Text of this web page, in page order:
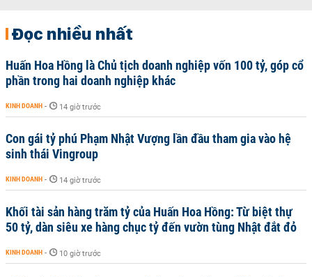
Đọc nhiều nhất
Huấn Hoa Hồng là Chủ tịch doanh nghiệp vốn 100 tỷ, góp cổ
phần trong hai doanh nghiệp khác
KINH DOANH - 14 giờ trước
Con gái tỷ phú Phạm Nhật Vượng lần đầu tham gia vào hệ
sinh thái Vingroup
KINH DOANH - 14 giờ trước
Khối tài sản hàng trăm tỷ của Huấn Hoa Hồng: Từ biệt thự
50 tỷ, dàn siêu xe hàng chục tỷ đến vườn tùng Nhật đắt đỏ
KINH DOANH - 10 giờ trước